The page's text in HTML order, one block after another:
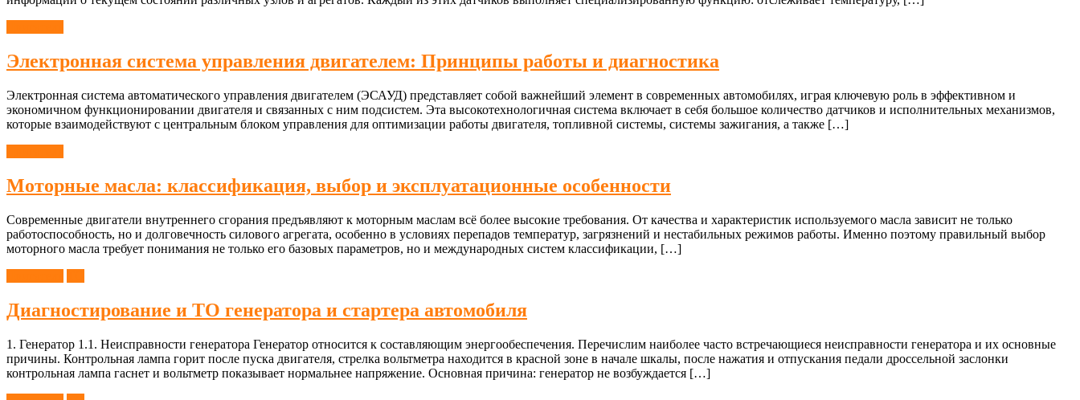
Электронная система управления двигателем: Принципы работы и диагностика
Электронная система автоматического управления двигателем (ЭСАУД) представляет собой важнейший элемент в современных автомобилях, играя ключевую роль в эффективном и
экономичном функционировании двигателя и связанных с ним подсистем. Эта высокотехнологичная система включает в себя большое количество датчиков и исполнительных механизмов,
которые взаимодействуют с центральным блоком управления для оптимизации работы двигателя, топливной системы, системы зажигания, а также […]
Моторные масла: классификация, выбор и эксплуатационные особенности
Современные двигатели внутреннего сгорания предъявляют к моторным маслам всё более высокие требования. От качества и характеристик используемого масла зависит не только
работоспособность, но и долговечность силового агрегата, особенно в условиях перепадов температур, загрязнений и нестабильных режимов работы. Именно поэтому правильный выбор
моторного масла требует понимания не только его базовых параметров, но и международных систем классификации, […]
Диагностирование и ТО генератора и стартера автомобиля
1. Генератор 1.1. Неисправности генератора Генератор относится к составляющим энергообеспечения. Перечислим наиболее часто встречающиеся неисправности генератора и их основные
причины. Контрольная лампа горит после пуска двигателя, стрелка вольтметра находится в красной зоне в начале шкалы, после нажатия и отпускания педали дроссельной заслонки
контрольная лампа гаснет и вольтметр показывает нормальнее напряжение. Основная причина: генератор не возбуждается […]